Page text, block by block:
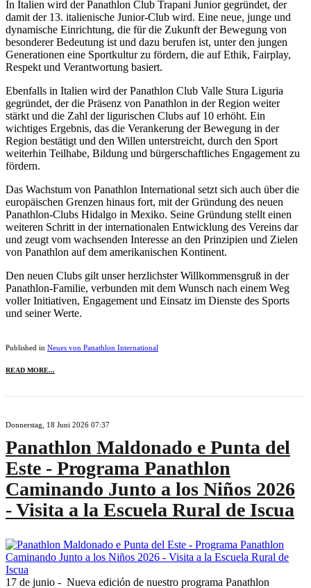
In Italien wird der Panathlon Club Trapani Junior gegründet, der
damit der 13. italienische Junior-Club wird. Eine neue, junge und
dynamische Einrichtung, die für die Zukunft der Bewegung von
besonderer Bedeutung ist und dazu berufen ist, unter den jungen
Generationen eine Sportkultur zu fördern, die auf Ethik, Fairplay,
Respekt und Verantwortung basiert.
Ebenfalls in Italien wird der Panathlon Club Valle Stura Liguria
gegründet, der die Präsenz von Panathlon in der Region weiter
stärkt und die Zahl der ligurischen Clubs auf 10 erhöht. Ein
wichtiges Ergebnis, das die Verankerung der Bewegung in der
Region bestätigt und den Willen unterstreicht, durch den Sport
weiterhin Teilhabe, Bildung und bürgerschaftliches Engagement zu
fördern.
Das Wachstum von Panathlon International setzt sich auch über die
europäischen Grenzen hinaus fort, mit der Gründung des neuen
Panathlon-Clubs Hidalgo in Mexiko. Seine Gründung stellt einen
weiteren Schritt in der internationalen Entwicklung des Vereins dar
und zeugt vom wachsenden Interesse an den Prinzipien und Zielen
von Panathlon auf dem amerikanischen Kontinent.
Den neuen Clubs gilt unser herzlichster Willkommensgruß in der
Panathlon-Familie, verbunden mit dem Wunsch nach einem Weg
voller Initiativen, Engagement und Einsatz im Dienste des Sports
und seiner Werte.
Published in Neues von Panathlon International
READ MORE...
Donnerstag, 18 Juni 2026 07:37
Panathlon Maldonado e Punta del
Este - Programa Panathlon
Caminando Junto a los Niños 2026
- Visita a la Escuela Rural de Iscua
17 de junio - Nueva edición de nuestro programa Panathlon